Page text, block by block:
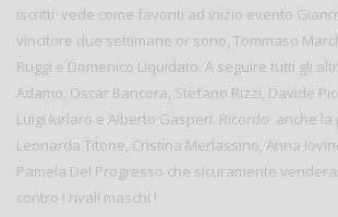
iscritti vede come favoriti ad inizio evento
vincitore due settimane or sono, Tommaso
Ruggi e Domenico Liquidato. A seguire tutti gli
Adamo, Oscar Bancora, Stefano Rizzi, Davide
Luigi Iurlaro e Alberto Gasperi. Ricordo anche
Leonarda Titone, Cristina Merlassino, Anna
Pamela Del Progresso che sicuramente
contro i rivali maschi !